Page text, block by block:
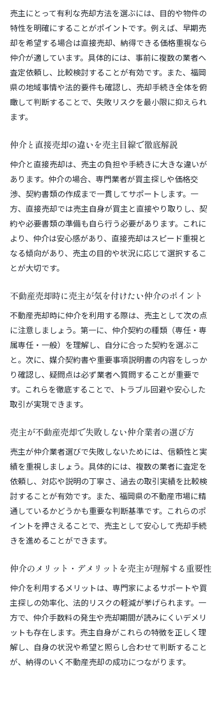
売主にとって有利な売却方法を選ぶには、目的や物件の
特性を明確にすることがポイントです。例えば、早期売
却を希望する場合は直接売却、納得できる価格重視なら
仲介が適しています。具体的には、事前に複数の業者へ
査定依頼し、比較検討することが有効です。また、福岡
県の地域事情や法的要件も確認し、売却手続き全体を俯
瞰して判断することで、失敗リスクを最小限に抑えられ
ます。
仲介と直接売却の違いを売主目線で徹底解説
仲介と直接売却は、売主の負担や手続きに大きな違いが
あります。仲介の場合、専門業者が買主探しや価格交
渉、契約書類の作成まで一貫してサポートします。一
方、直接売却では売主自身が買主と直接やり取りし、契
約や必要書類の準備も自ら行う必要があります。これに
より、仲介は安心感があり、直接売却はスピード重視と
なる傾向があり、売主の目的や状況に応じて選択するこ
とが大切です。
不動産売却時に売主が気を付けたい仲介のポイント
不動産売却時に仲介を利用する際は、売主として次の点
に注意しましょう。第一に、仲介契約の種類（専任・専
属専任・一般）を理解し、自分に合った契約を選ぶこ
と。次に、媒介契約書や重要事項説明書の内容をしっか
り確認し、疑問点は必ず業者へ質問することが重要で
す。これらを徹底することで、トラブル回避や安心した
取引が実現できます。
売主が不動産売却で失敗しない仲介業者の選び方
売主が仲介業者選びで失敗しないためには、信頼性と実
績を重視しましょう。具体的には、複数の業者に査定を
依頼し、対応や説明の丁寧さ、過去の取引実績を比較検
討することが有効です。また、福岡県の不動産市場に精
通しているかどうかも重要な判断基準です。これらのポ
イントを押さえることで、売主として安心して売却手続
きを進めることができます。
仲介のメリット・デメリットを売主が理解する重要性
仲介を利用するメリットは、専門家によるサポートや買
主探しの効率化、法的リスクの軽減が挙げられます。一
方で、仲介手数料の発生や売却期間が読みにくいデメリ
ットも存在します。売主自身がこれらの特徴を正しく理
解し、自身の状況や希望と照らし合わせて判断すること
が、納得のいく不動産売却の成功につながります。